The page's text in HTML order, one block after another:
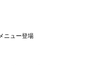
ニュー登場